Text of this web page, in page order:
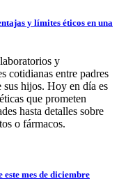
y límites éticos en una
y
cotidianas entre padres
sus hijos. Hoy en día es
que prometen
hasta detalles sobre
o fármacos.
mes de diciembre